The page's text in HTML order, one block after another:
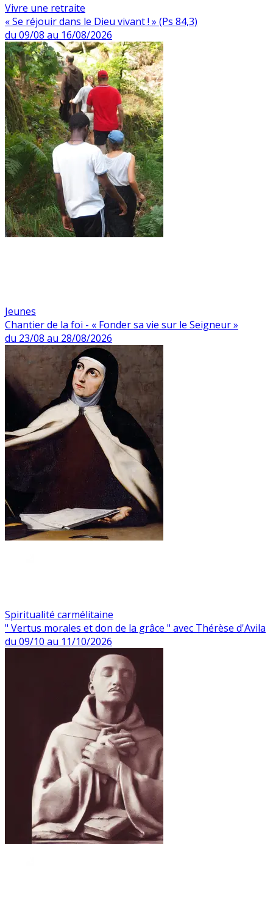
Vivre une retraite
« Se réjouir dans le Dieu vivant ! » (Ps 84,3)
du 09/08 au 16/08/2026
Jeunes
Chantier de la foi - « Fonder sa vie sur le Seigneur »
du 23/08 au 28/08/2026
Spiritualité carmélitaine
" Vertus morales et don de la grâce " avec Thérèse d'Avila
du 09/10 au 11/10/2026